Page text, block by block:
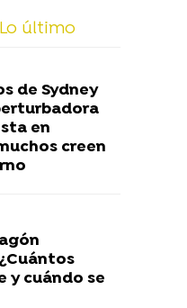
Lo último
de Sydney
en
creen
y cuándo se